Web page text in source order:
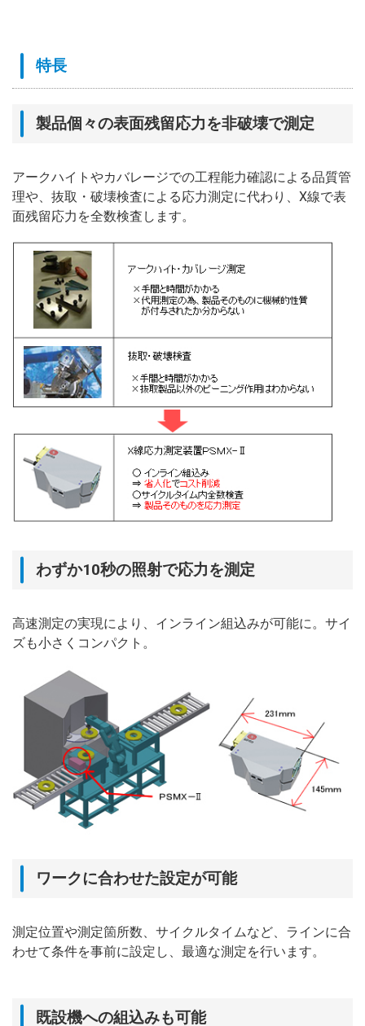
特長
製品個々の表面残留応力を非破壊で測定
アークハイトやカバレージでの工程能力確認による品質管
理や、抜取・破壊検査による応力測定に代わり、X線で表
面残留応力を全数検査します。
わずか10秒の照射で応力を測定
高速測定の実現により、インライン組込みが可能に。サイ
ズも小さくコンパクト。
ワークに合わせた設定が可能
測定位置や測定箇所数、サイクルタイムなど、ラインに合
わせて条件を事前に設定し、最適な測定を行います。
既設機への組込みも可能